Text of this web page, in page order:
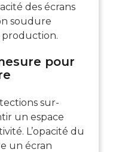
des écrans
soudure
production.
pour
sur-
un espace
L’opacité du
un écran